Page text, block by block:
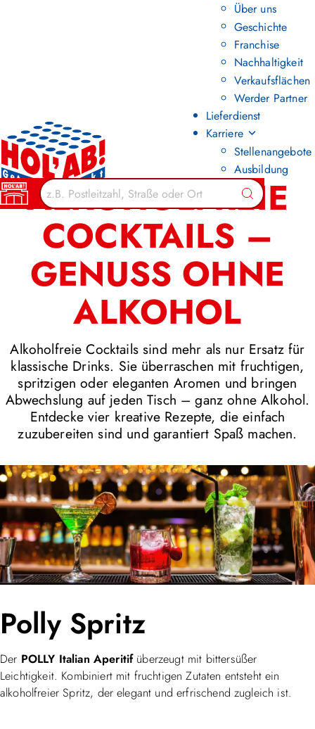
Über uns
Geschichte
Franchise
Nachhaltigkeit
Verkaufsflächen
Werder Partner
Lieferdienst
Karriere
Stellenangebote
Ausbildung
Suchen
ALKOHOLFREIE
COCKTAILS –
GENUSS OHNE
ALKOHOL
Alkoholfreie Cocktails sind mehr als nur Ersatz für
klassische Drinks. Sie überraschen mit fruchtigen,
spritzigen oder eleganten Aromen und bringen
Abwechslung auf jeden Tisch – ganz ohne Alkohol.
Entdecke vier kreative Rezepte, die einfach
zuzubereiten sind und garantiert Spaß machen.
Polly Spritz
Der POLLY Italian Aperitifüberzeugt mit bittersüßer
Leichtigkeit. Kombiniert mit fruchtigen Zutaten entsteht ein
alkoholfreier Spritz, der elegant und erfrischend zugleich ist.